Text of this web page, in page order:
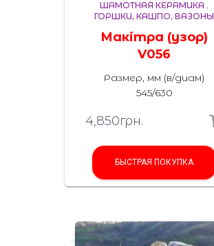
ШАМОТНАЯ КЕРАМИКА ,
ГОРШКИ, КАШПО, ВАЗОНЫ
Макітра (узор)
V056
Размер, мм (в/диам)
545/630
4,850грн.
БЫСТРАЯ ПОКУПКА